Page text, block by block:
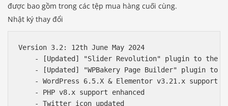
được bao gồm trong các tệp mua hàng cuối cùng.
Nhật ký thay đổi
Version 3.2: 12th June May 2024
- [Updated] "Slider Revolution" plugin to the
- [Updated] "WPBakery Page Builder" plugin to
- WordPress 6.5.X & Elementor v3.21.x support
    - PHP v8.x support enhanced
    - Twitter icon updated